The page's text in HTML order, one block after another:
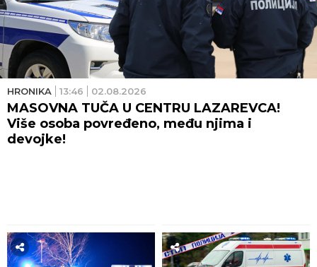
HRONIKA 13:46 02.08.2026
MASOVNA TUČA U CENTRU LAZAREVCA!
Više osoba povređeno, među njima i
devojke!